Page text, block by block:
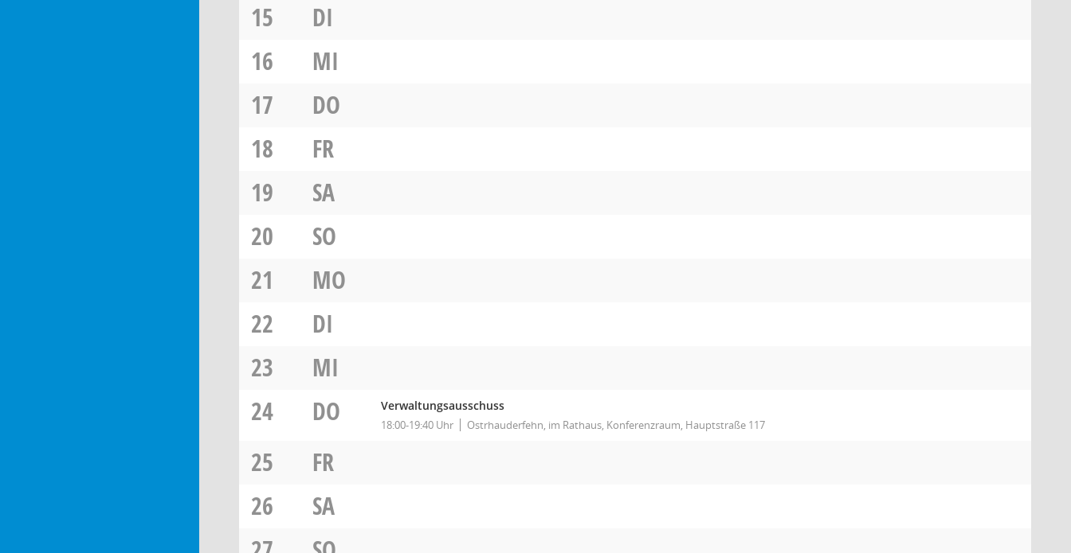
15
DI
16
MI
17
DO
18
FR
19
SA
20
SO
21
MO
22
DI
23
MI
24
DO Verwaltungsausschuss
18:00-19:40 Uhr Ostrhauderfehn, im Rathaus, Konferenzraum, Hauptstraße 117
25
FR
26
SA